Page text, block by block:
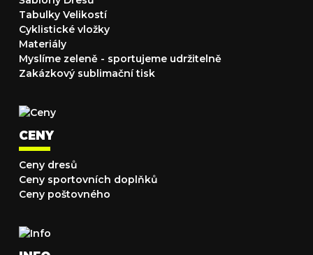
Tabulky Velikostí
Cyklistické vložky
Materiály
Myslíme zeleně - sportujeme udržitelně
Zakázkový sublimační tisk
CENY
Ceny dresů
Ceny sportovních doplňků
Ceny poštovného